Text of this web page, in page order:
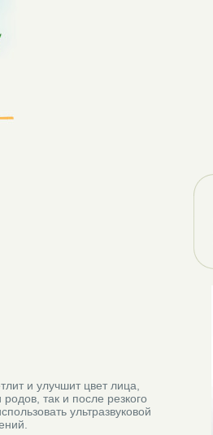
и улучшит цвет лица,
так и после резкого
ультразвуковой